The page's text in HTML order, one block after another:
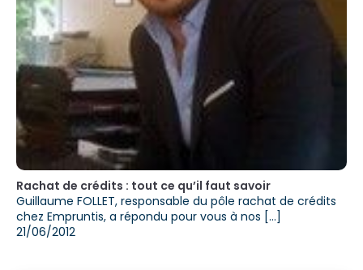
Rachat de crédits : tout ce qu’il faut savoir
Guillaume FOLLET, responsable du pôle rachat de crédits
chez Empruntis, a répondu pour vous à nos [...]
21/06/2012